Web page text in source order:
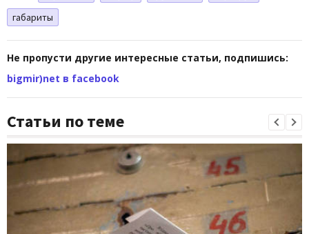
габариты
Не пропусти другие интересные статьи, подпишись:
bigmir)net в facebook
Статьи по теме